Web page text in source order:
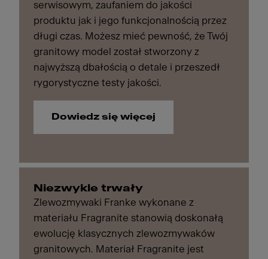
serwisowym, zaufaniem do jakości
produktu jak i jego funkcjonalnością przez
długi czas. Możesz mieć pewność, że Twój
granitowy model został stworzony z
najwyższą dbałością o detale i przeszedł
rygorystyczne testy jakości.
Dowiedz się więcej
Niezwykle trwały
Zlewozmywaki Franke wykonane z
materiału Fragranite stanowią doskonałą
ewolucję klasycznych zlewozmywaków
granitowych. Materiał Fragranite jest